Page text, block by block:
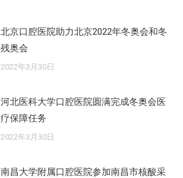
北京口腔医院助力北京2022年冬奥会和冬
残奥会
2022年3月30日
河北医科大学口腔医院圆满完成冬奥会医
疗保障任务
2022年3月30日
南昌大学附属口腔医院参加南昌市核酸采